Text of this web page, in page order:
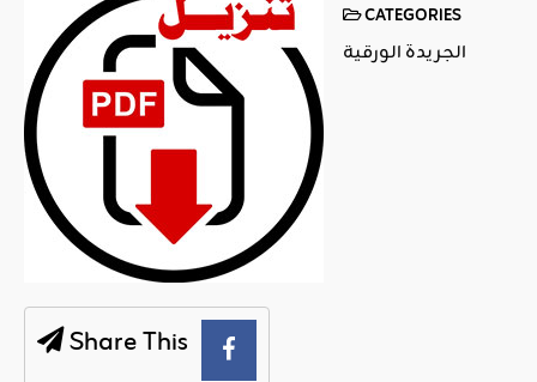
CATEGORIES
الجريدة الورقية
Share This